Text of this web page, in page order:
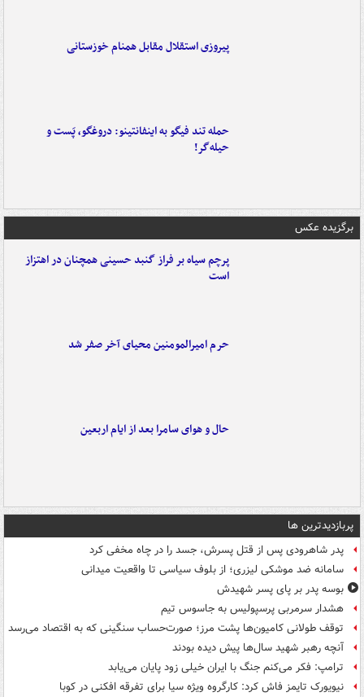
پیروزی استقلال مقابل همنام خوزستانی
حمله تند فیگو به اینفانتینو: دروغگو، پَست‌ و
حیله‌گر!
برگزیده عکس
پرچم سیاه بر فراز گنبد حسینی همچنان در اهتزاز
است
حرم امیرالمومنین محیای آخر صفر شد
حال و هوای سامرا بعد از ایام اربعین
پربازدیدترین ها
پدر شاهرودی پس از قتل پسرش، جسد را در چاه مخفی کرد
سامانه ضد موشکی لیزری؛ از بلوف سیاسی تا واقعیت میدانی
بوسه‌ پدر بر پای پسر شهیدش
هشدار سرمربی پرسپولیس به جاسوس تیم
توقف طولانی کامیون‌ها پشت مرز؛ صورت‌حساب سنگینی که به اقتصاد می‌رسد
آنچه رهبر شهید سال‌ها پیش دیده بودند
ترامپ: فکر می‌کنم جنگ با ایران خیلی زود پایان می‌یابد
نیویورک تایمز فاش کرد: کارگروه ویژه سیا برای تفرقه افکنی در کوبا